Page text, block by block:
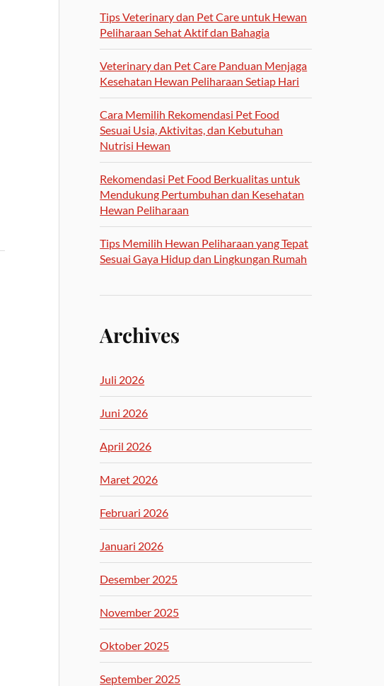
Tips Veterinary dan Pet Care untuk Hewan
Peliharaan Sehat Aktif dan Bahagia
Veterinary dan Pet Care Panduan Menjaga
Kesehatan Hewan Peliharaan Setiap Hari
Cara Memilih Rekomendasi Pet Food
Sesuai Usia, Aktivitas, dan Kebutuhan
Nutrisi Hewan
Rekomendasi Pet Food Berkualitas untuk
Mendukung Pertumbuhan dan Kesehatan
Hewan Peliharaan
Tips Memilih Hewan Peliharaan yang Tepat
Sesuai Gaya Hidup dan Lingkungan Rumah
Archives
Juli 2026
Juni 2026
April 2026
Maret 2026
Februari 2026
Januari 2026
Desember 2025
November 2025
Oktober 2025
September 2025